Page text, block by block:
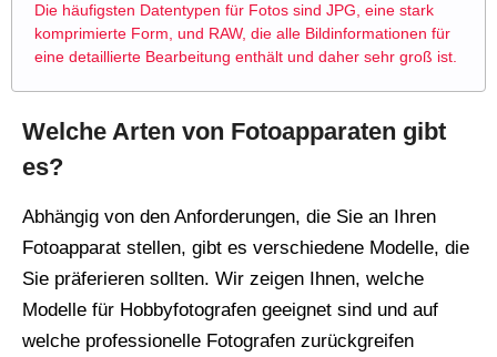
Die häufigsten Datentypen für Fotos sind JPG, eine stark
komprimierte Form, und RAW, die alle Bildinformationen für
eine detaillierte Bearbeitung enthält und daher sehr groß ist.
Welche Arten von Fotoapparaten gibt
es?
Abhängig von den Anforderungen, die Sie an Ihren
Fotoapparat stellen, gibt es verschiedene Modelle, die
Sie präferieren sollten. Wir zeigen Ihnen, welche
Modelle für Hobbyfotografen geeignet sind und auf
welche professionelle Fotografen zurückgreifen